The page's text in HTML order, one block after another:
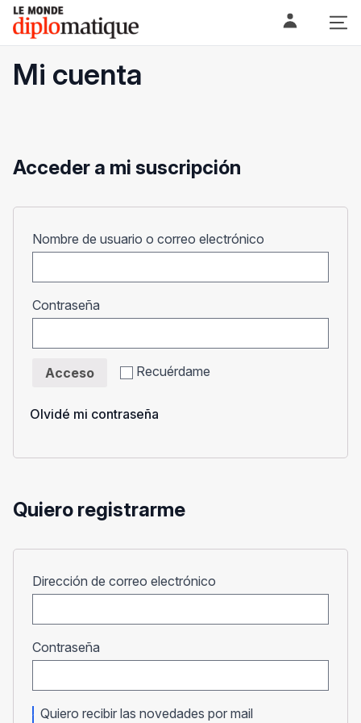
Skip
content
Le monde diplomatique
Mi cuenta
Acceder a mi suscripción
Nombre de usuario o correo electrónico
Contraseña
Recuérdame
Acceso
Olvidé mi contraseña
Quiero registrarme
Dirección de correo electrónico
Contraseña
Quiero recibir las novedades por mail